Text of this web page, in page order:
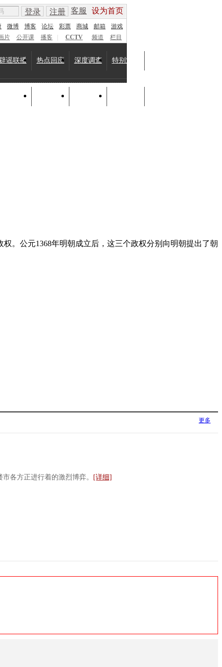
客服 设为首页
登录 注册
微博 博客 论坛 彩票 商城 邮箱
游戏
片
公开课 播客 CCTV 频道 栏目
谣联播 热点回应 深度调查 特别策划
内新闻 国际新闻 视频新闻
。公元1368年明朝成立后，这三个政权分别向明朝提出了朝
更多
各方正进行着的激烈博弈。 [详细]